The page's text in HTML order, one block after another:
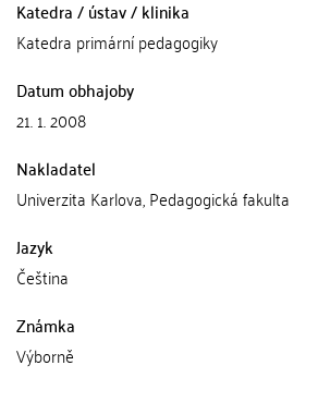
Katedra / ústav / klinika
Katedra primární pedagogiky
Datum obhajoby
21. 1. 2008
Nakladatel
Univerzita Karlova, Pedagogická fakulta
Jazyk
Čeština
Známka
Výborně